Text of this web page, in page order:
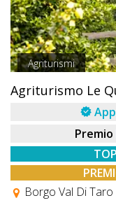
Agriturismi
Agriturismo Le
Premio
Borgo Val Di